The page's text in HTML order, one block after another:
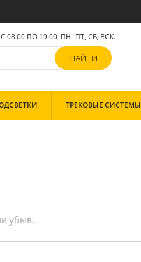
С 08:00 ПО 19:00, ПН- ПТ,СБ, ВСК.
ТРЕКОВЫЕ СИСТЕМЫ